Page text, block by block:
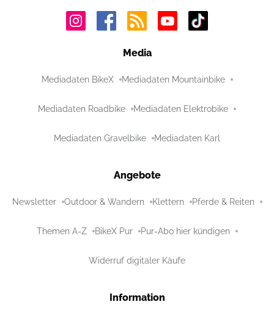
Media
Mediadaten BikeX Mediadaten Mountainbike
Mediadaten Roadbike Mediadaten Elektrobike
Mediadaten Gravelbike Mediadaten Karl
Angebote
Newsletter Outdoor & Wandern Klettern Pferde & Reiten
Themen A-Z BikeX Pur Pur-Abo hier kündigen
Widerruf digitaler Käufe
Information